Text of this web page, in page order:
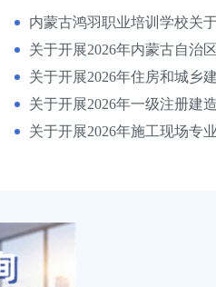
内蒙古鸿羽职业培训学校关
关于开展2026年内蒙古自治
类）
关于开展2026年住房和城乡
培训
关于开展2026年一级注册建
关于开展2026年施工现场专